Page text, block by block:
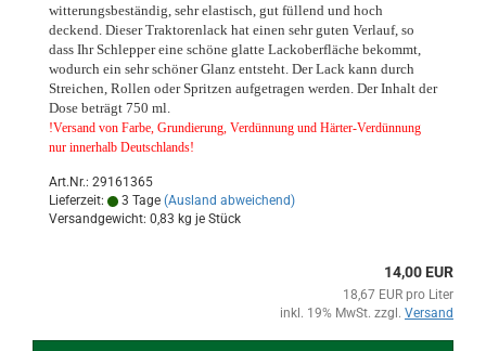
witterungsbeständig, sehr elastisch, gut füllend und hoch
deckend. Dieser Traktorenlack hat einen sehr guten Verlauf, so
dass Ihr Schlepper eine schöne glatte Lackoberfläche bekommt,
wodurch ein sehr schöner Glanz entsteht. Der Lack kann durch
Streichen, Rollen oder Spritzen aufgetragen werden. Der Inhalt der
Dose beträgt 750 ml.
!Versand von Farbe, Grundierung, Verdünnung und Härter-Verdünnung
nur innerhalb Deutschlands!
Art.Nr.: 29161365
Lieferzeit:
3 Tage (Ausland abweichend)
Versandgewicht: 0,83 kg je Stück
14,00 EUR
18,67 EUR pro Liter
inkl. 19% MwSt. zzgl. Versand